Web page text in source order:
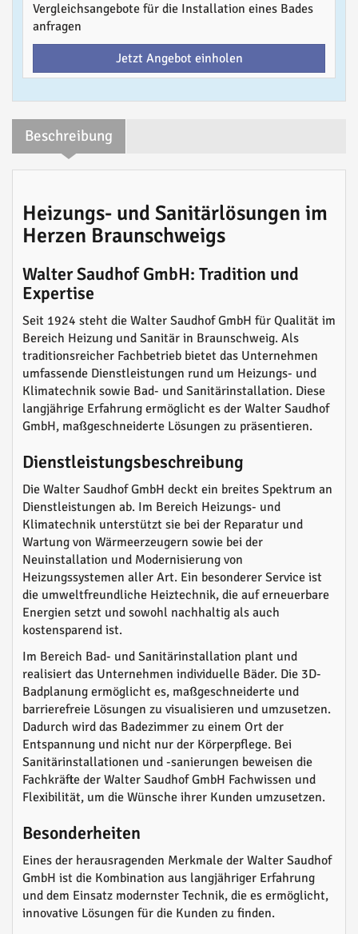
Vergleichsangebote für die Installation eines Bades
anfragen
Jetzt Angebot einholen
Beschreibung
Heizungs- und Sanitärlösungen im
Herzen Braunschweigs
Walter Saudhof GmbH: Tradition und
Expertise
Seit 1924 steht die Walter Saudhof GmbH für Qualität im
Bereich Heizung und Sanitär in Braunschweig. Als
traditionsreicher Fachbetrieb bietet das Unternehmen
umfassende Dienstleistungen rund um Heizungs- und
Klimatechnik sowie Bad- und Sanitärinstallation. Diese
langjährige Erfahrung ermöglicht es der Walter Saudhof
GmbH, maßgeschneiderte Lösungen zu präsentieren.
Dienstleistungsbeschreibung
Die Walter Saudhof GmbH deckt ein breites Spektrum an
Dienstleistungen ab. Im Bereich Heizungs- und
Klimatechnik unterstützt sie bei der Reparatur und
Wartung von Wärmeerzeugern sowie bei der
Neuinstallation und Modernisierung von
Heizungssystemen aller Art. Ein besonderer Service ist
die umweltfreundliche Heiztechnik, die auf erneuerbare
Energien setzt und sowohl nachhaltig als auch
kostensparend ist.
Im Bereich Bad- und Sanitärinstallation plant und
realisiert das Unternehmen individuelle Bäder. Die 3D-
Badplanung ermöglicht es, maßgeschneiderte und
barrierefreie Lösungen zu visualisieren und umzusetzen.
Dadurch wird das Badezimmer zu einem Ort der
Entspannung und nicht nur der Körperpflege. Bei
Sanitärinstallationen und -sanierungen beweisen die
Fachkräfte der Walter Saudhof GmbH Fachwissen und
Flexibilität, um die Wünsche ihrer Kunden umzusetzen.
Besonderheiten
Eines der herausragenden Merkmale der Walter Saudhof
GmbH ist die Kombination aus langjähriger Erfahrung
und dem Einsatz modernster Technik, die es ermöglicht,
innovative Lösungen für die Kunden zu finden.